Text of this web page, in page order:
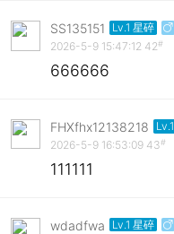
SS135151
Lv.1 星碎
2026-5-9 15:47:12 42#
666666
FHXfhx12138218
2026-5-9 16:53:09 43#
111111
wdadfwa
Lv.1 星碎